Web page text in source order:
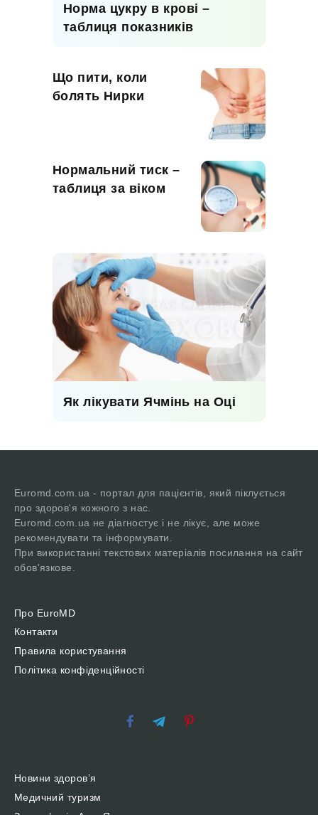
Норма цукру в крові –
таблиця показників
Що пити, коли
болять Нирки
Нормальний тиск –
таблиця за віком
Як лікувати Ячмінь на Оці
Euromd.com.ua - портал для пацієнтів, який піклується
про здоров'я кожного з нас.
Euromd.com.ua не діагностує і не лікує, але може
рекомендувати та інформувати.
При використанні текстових матеріалів посилання на сайт
обов'язкове.
Про EuroMD
Контакти
Правила користування
Політика конфіденційності
Новини здоров’я
Медичний туризм